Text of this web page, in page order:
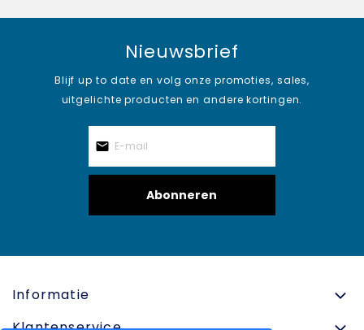
Nieuwsbrief
Blijf up to date en volg onze promoties, sales,
uitgelichte producten en andere kortingen.
Abonneren
Informatie